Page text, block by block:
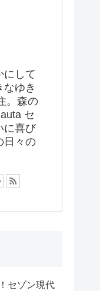
にして
なゆき
。森の
セ
に喜び
日々の
セゾン現代